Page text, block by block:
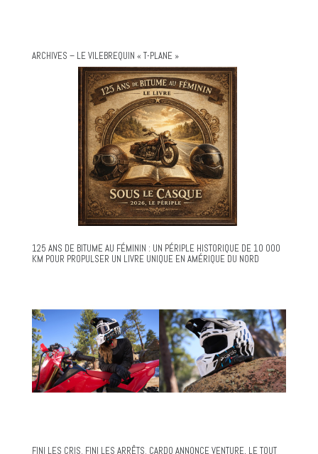
ARCHIVES – LE VILEBREQUIN « T-PLANE »
125 ANS DE BITUME AU FÉMININ : UN PÉRIPLE HISTORIQUE DE 10 000
KM POUR PROPULSER UN LIVRE UNIQUE EN AMÉRIQUE DU NORD
FINI LES CRIS. FINI LES ARRÊTS. CARDO ANNONCE VENTURE, LE TOUT